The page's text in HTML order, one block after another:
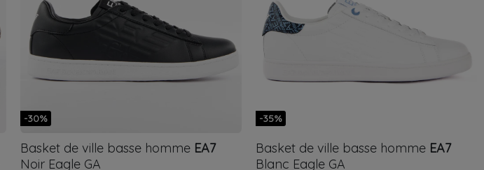
-30%
Basket de ville basse homme EA7
Noir Eagle GA
-35%
Basket de ville basse homme EA7
Blanc Eagle GA